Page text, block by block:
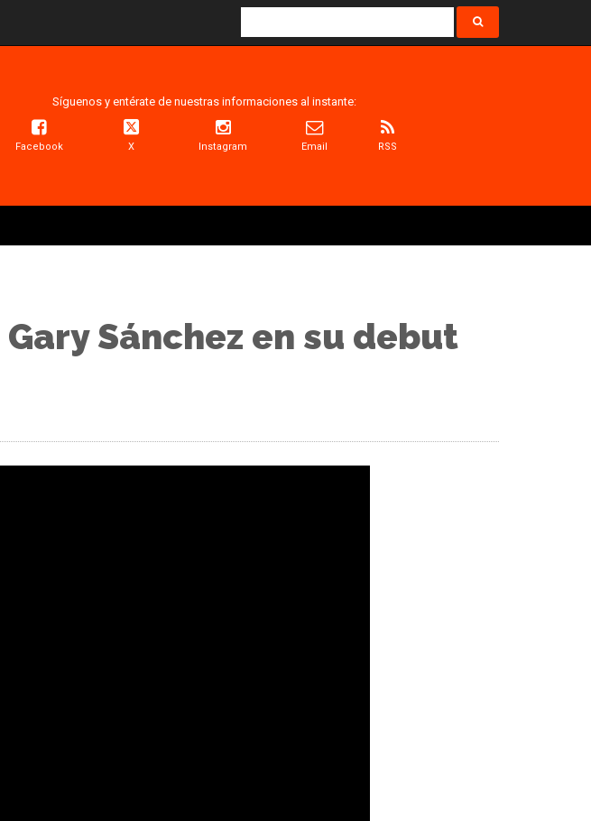
Síguenos y entérate de nuestras informaciones al instante:
Facebook X Instagram Email RSS
Sánchez en su debut